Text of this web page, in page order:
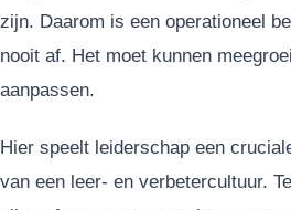
zijn. Daarom is een operationeel
nooit af. Het moet kunnen
aanpassen.
Hier speelt leiderschap een
van een leer- en verbetercultuur.